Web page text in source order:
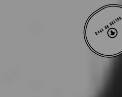
VOLTAR AO TOPO